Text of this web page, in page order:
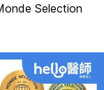
Selection